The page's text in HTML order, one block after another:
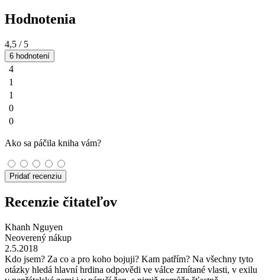
Hodnotenia
4,5 / 5
6 hodnotení
4
1
1
0
0
Ako sa páčila kniha vám?
Pridať recenziu
Recenzie čitateľov
Khanh Nguyen
Neoverený nákup
2.5.2018
Kdo jsem? Za co a pro koho bojuji? Kam patřím? Na všechny tyto
otázky hledá hlavní hrdina odpovědi ve válce zmítané vlasti, v exilu